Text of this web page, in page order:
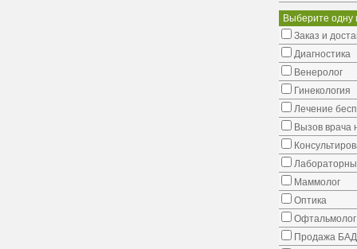
Выберите одну
Заказ и
Диагностика
Венеролог
Гинекология
Лечение
Вызов врача
Маммолог
Оптика
Офтальмолог
Продажа